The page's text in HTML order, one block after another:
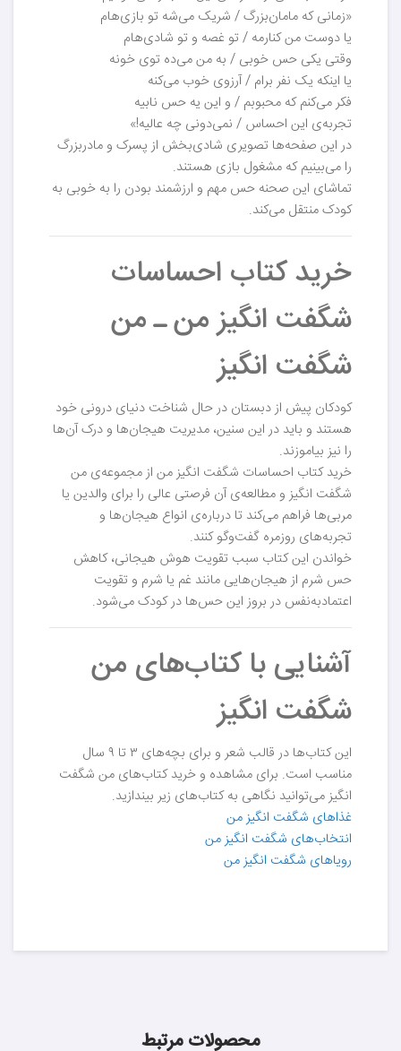
«زمانی که مامان‌بزرگ / شریک می‌شه تو بازی‌هام
یا دوست من کنارمه / تو غصه و تو شادی‌هام
وقتی یکی حس خوبی / به من می‌ده توی خونه
یا اینکه یک نفر برام / آرزوی خوب می‌کنه
فکر می‌کنم که محبوبم / و این یه حس نابیه
تجربه‌ی این احساس / نمی‌دونی چه عالیه!»
در این صفحه‌ها تصویری شادی‌بخش از پسرک و مادربزرگ
را می‌بینیم که مشغول بازی هستند.
تماشای این صحنه حس مهم و ارزشمند بودن را به خوبی به
کودک منتقل می‌کند.
خرید کتاب احساسات
شگفت انگیز من ـ من
شگفت انگیز
کودکان پیش از دبستان در حال شناخت دنیای درونی خود
هستند و باید در این سنین، مدیریت هیجان‌ها و درک آن‌ها
را نیز بیاموزند.
خرید کتاب احساسات شگفت انگیز من از مجموعه‌ی من
شگفت انگیز و مطالعه‌ی آن فرصتی عالی را برای والدین یا
مربی‌ها فراهم می‌کند تا درباره‌ی انواع هیجان‌ها و
تجربه‌های روزمره گفت‌وگو کنند.
خواندن این کتاب سبب تقویت هوش هیجانی، کاهش
حس شرم از هیجان‌هایی مانند غم یا شرم و تقویت
اعتمادبه‌نفس در بروز این حس‌ها در کودک می‌شود.
آشنایی با کتاب‌های من
شگفت انگیز
این کتاب‌ها در قالب شعر و برای بچه‌های ۳ تا ۹ سال
مناسب است. برای مشاهده و خرید کتاب‌های من شگفت
انگیز می‌توانید نگاهی به کتاب‌های زیر بیندازید.
غذاهای شگفت انگیز من
انتخاب‌های شگفت انگیز من
رویاهای شگفت انگیز من
محصولات مرتبط